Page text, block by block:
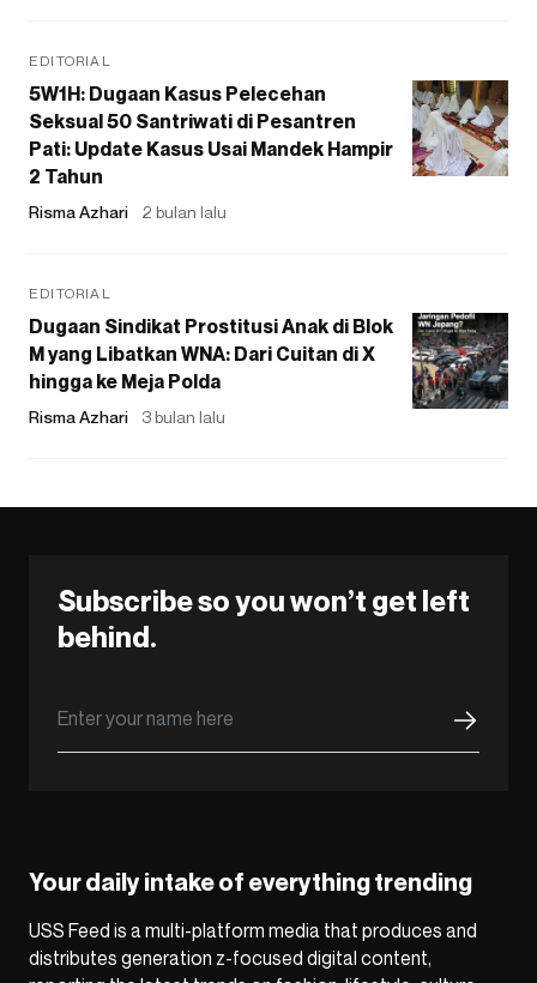
EDITORIAL
5W1H: Dugaan Kasus Pelecehan
Seksual 50 Santriwati di Pesantren
Pati: Update Kasus Usai Mandek Hampir
2 Tahun
Risma Azhari 2 bulan lalu
EDITORIAL
Dugaan Sindikat Prostitusi Anak di Blok
M yang Libatkan WNA: Dari Cuitan di X
hingga ke Meja Polda
Risma Azhari 3 bulan lalu
Subscribe so you won’t get left
behind.
Your daily intake of everything trending
USS Feed is a multi-platform media that produces and
distributes generation z-focused digital content,